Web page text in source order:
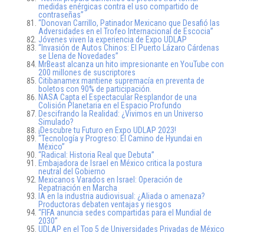
medidas enérgicas contra el uso compartido de
contraseñas”
“Donovan Carrillo, Patinador Mexicano que Desafió las
Adversidades en el Trofeo Internacional de Escocia”
Jóvenes viven la experiencia de Expo UDLAP
“Invasión de Autos Chinos: El Puerto Lázaro Cárdenas
se Llena de Novedades”
MrBeast alcanza un hito impresionante en YouTube con
200 millones de suscriptores
Citibanamex mantiene supremacía en preventa de
boletos con 90% de participación.
NASA Capta el Espectacular Resplandor de una
Colisión Planetaria en el Espacio Profundo
Descifrando la Realidad: ¿Vivimos en un Universo
Simulado?
¡Descubre tu Futuro en Expo UDLAP 2023!
“Tecnología y Progreso: El Camino de Hyundai en
México”
“Radical: Historia Real que Debuta”
Embajadora de Israel en México critica la postura
neutral del Gobierno
Mexicanos Varados en Israel: Operación de
Repatriación en Marcha
IA en la industria audiovisual: ¿Aliada o amenaza?
Productoras debaten ventajas y riesgos
“FIFA anuncia sedes compartidas para el Mundial de
2030”
UDLAP en el Top 5 de Universidades Privadas de México